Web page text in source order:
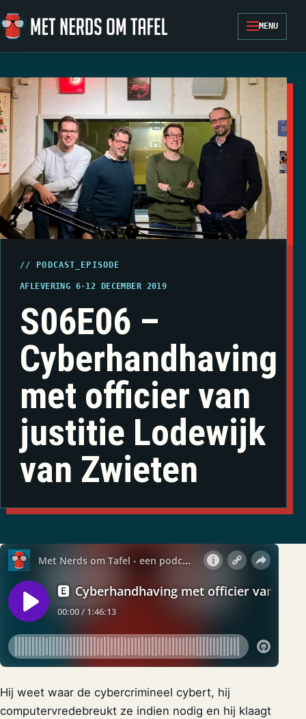
Ga naar de inhoud
MENU
// PODCAST_EPISODE
AFLEVERING 6· 12 DECEMBER 2019
S06E06 –
Cyberhandhaving
met officier van
justitie Lodewijk
van Zwieten
Hij weet waar de cybercrimineel cybert, hij
computervredebreukt ze indien nodig en hij klaagt